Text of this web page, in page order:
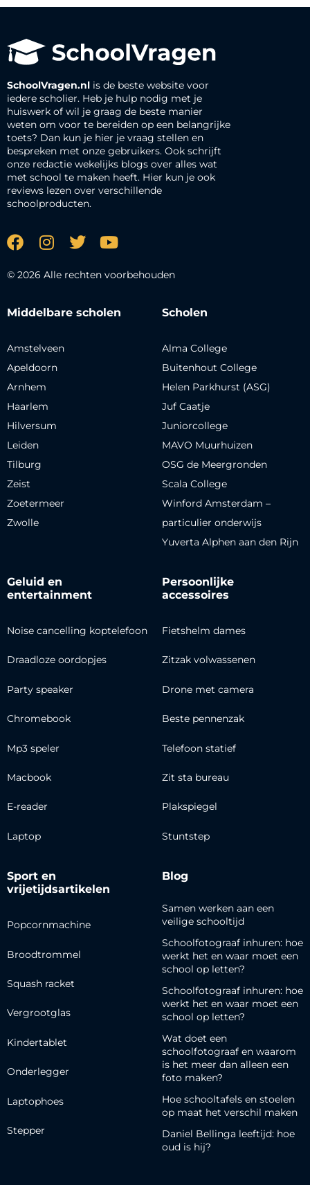
SchoolVragen.nl is de beste website voor
iedere scholier. Heb je hulp nodig met je
huiswerk of wil je graag de beste manier
weten om voor te bereiden op een belangrijke
toets? Dan kun je hier je vraag stellen en
bespreken met onze gebruikers. Ook schrijft
onze redactie wekelijks blogs over alles wat
met school te maken heeft. Hier kun je ook
reviews lezen over verschillende
schoolproducten.
© 2026 Alle rechten voorbehouden
Middelbare scholen
Amstelveen
Apeldoorn
Arnhem
Haarlem
Hilversum
Leiden
Tilburg
Zeist
Zoetermeer
Zwolle
Scholen
Alma College
Buitenhout College
Helen Parkhurst (ASG)
Juf Caatje
Juniorcollege
MAVO Muurhuizen
OSG de Meergronden
Scala College
Winford Amsterdam –
particulier onderwijs
Yuverta Alphen aan den Rijn
Geluid en
entertainment
Noise cancelling koptelefoon
Draadloze oordopjes
Party speaker
Chromebook
Mp3 speler
Macbook
E-reader
Laptop
Persoonlijke
accessoires
Fietshelm dames
Zitzak volwassenen
Drone met camera
Beste pennenzak
Telefoon statief
Zit sta bureau
Plakspiegel
Stuntstep
Sport en
vrijetijdsartikelen
Popcornmachine
Broodtrommel
Squash racket
Vergrootglas
Kindertablet
Onderlegger
Laptophoes
Stepper
Blog
Samen werken aan een
veilige schooltijd
Schoolfotograaf inhuren: hoe
werkt het en waar moet een
school op letten?
Schoolfotograaf inhuren: hoe
werkt het en waar moet een
school op letten?
Wat doet een
schoolfotograaf en waarom
is het meer dan alleen een
foto maken?
Hoe schooltafels en stoelen
op maat het verschil maken
Daniel Bellinga leeftijd: hoe
oud is hij?